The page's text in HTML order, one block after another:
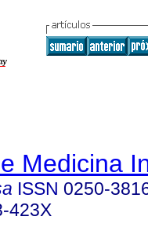
Medicina
ISSN 0250-
423X